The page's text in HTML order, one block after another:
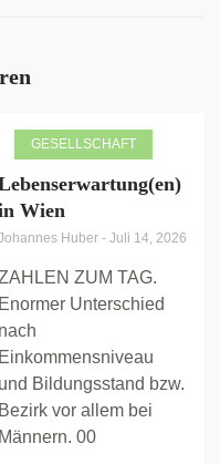
GESELLSCHAFT
Wien
Huber - Juli 14, 2026
ZUM TAG.
Enormer Unterschied
nach
Einkommensniveau
und Bildungsstand bzw.
Bezirk vor allem bei
Männern. 00